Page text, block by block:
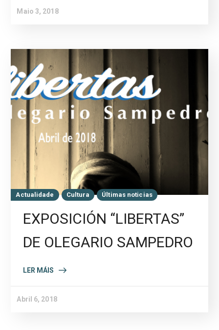
Maio 3, 2018
Actualidade Cultura Últimas noticias
EXPOSICIÓN “LIBERTAS”
DE OLEGARIO SAMPEDRO
LER MÁIS
Abril 6, 2018